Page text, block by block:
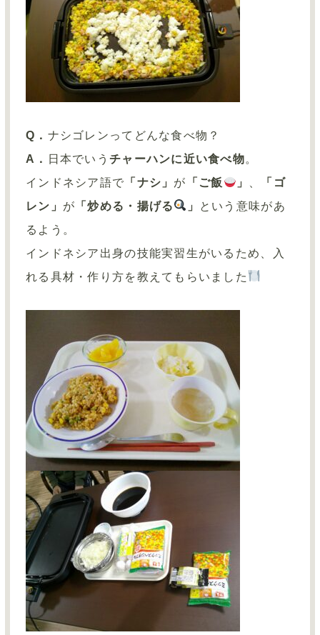
Q． ナシゴレンってどんな食べ物？
A．
日本でいう チャーハンに近い食べ物。
インドネシア語で 「ナシ」 が 「ご飯 」
「ゴ
レン」 が 「炒める・揚げる 」
という意味があ
るよう。
インドネシア出身の技能実習生がいるため、入
れる具材・作り方を教えてもらいました